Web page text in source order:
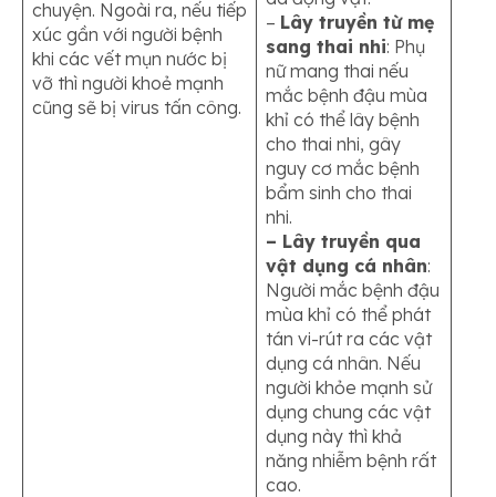
chuyện. Ngoài ra, nếu tiếp
xúc gần với người bệnh
khi các vết mụn nước bị
vỡ thì người khoẻ mạnh
cũng sẽ bị virus tấn công.
– Lây truyền từ mẹ
sang thai nhi: Phụ
nữ mang thai nếu
mắc bệnh đậu mùa
khỉ có thể lây bệnh
cho thai nhi, gây
nguy cơ mắc bệnh
bẩm sinh cho thai
nhi.
– Lây truyền qua
vật dụng cá nhân:
Người mắc bệnh đậu
mùa khỉ có thể phát
tán vi-rút ra các vật
dụng cá nhân. Nếu
người khỏe mạnh sử
dụng chung các vật
dụng này thì khả
năng nhiễm bệnh rất
cao.